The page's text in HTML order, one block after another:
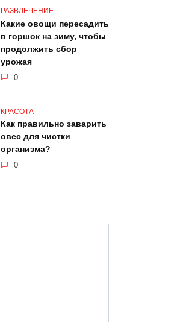
РАЗВЛЕЧЕНИЕ
Какие овощи пересадить
в горшок на зиму, чтобы
продолжить сбор
урожая
0
КРАСОТА
Как правильно заварить
овес для чистки
организма?
0